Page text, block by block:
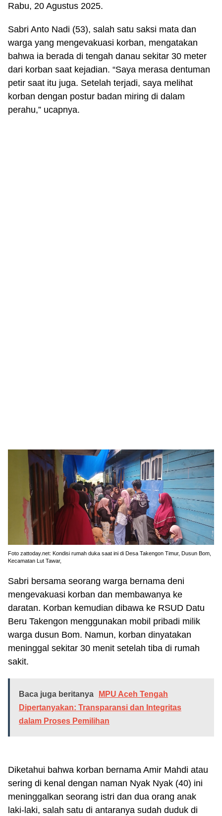
Rabu, 20 Agustus 2025.
Sabri Anto Nadi (53), salah satu saksi mata dan
warga yang mengevakuasi korban, mengatakan
bahwa ia berada di tengah danau sekitar 30 meter
dari korban saat kejadian. “Saya merasa dentuman
petir saat itu juga. Setelah terjadi, saya melihat
korban dengan postur badan miring di dalam
perahu,” ucapnya.
Foto zattoday.net: Kondisi rumah duka saat ini di Desa Takengon Timur, Dusun Bom,
Kecamatan Lut Tawar,
Sabri bersama seorang warga bernama deni
mengevakuasi korban dan membawanya ke
daratan. Korban kemudian dibawa ke RSUD Datu
Beru Takengon menggunakan mobil pribadi milik
warga dusun Bom. Namun, korban dinyatakan
meninggal sekitar 30 menit setelah tiba di rumah
sakit.
Baca juga beritanya
MPU Aceh Tengah
Dipertanyakan: Transparansi dan Integritas
dalam Proses Pemilihan
Diketahui bahwa korban bernama Amir Mahdi atau
sering di kenal dengan naman Nyak Nyak (40) ini
meninggalkan seorang istri dan dua orang anak
laki-laki, salah satu di antaranya sudah duduk di